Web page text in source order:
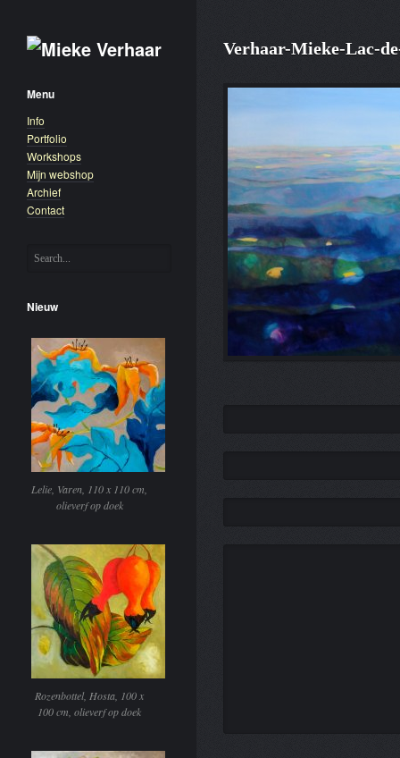
Menu
Info
Portfolio
Workshops
Mijn webshop
Archief
Contact
Nieuw
Lelie, Varen, 110 x 110 cm,
olieverf op doek
Rozenbottel, Hosta, 100 x
100 cm, olieverf op doek
Verhaar-Mieke-Lac-